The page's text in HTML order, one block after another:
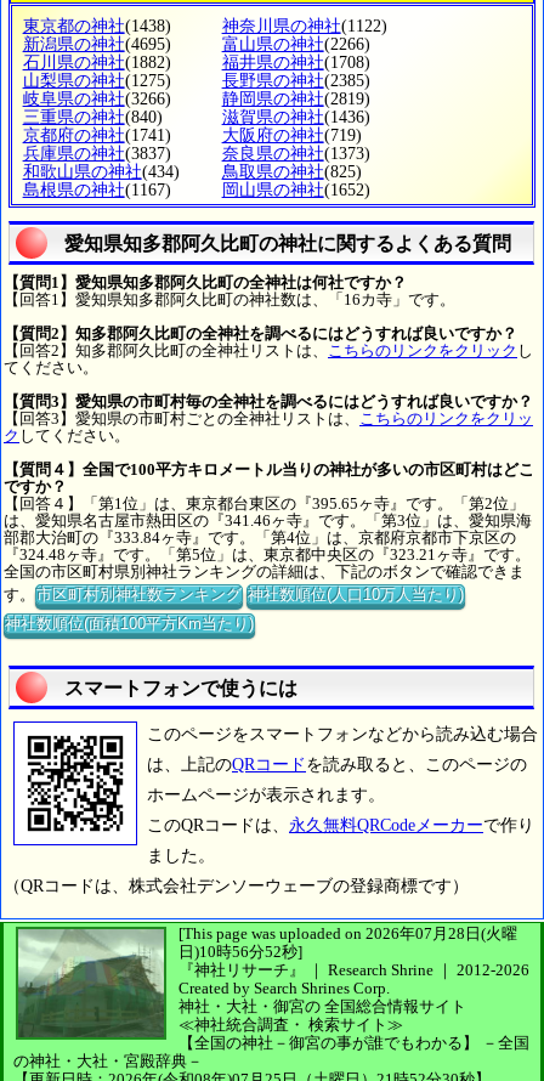
東京都の神社(1438) 神奈川県の神社(1122)
新潟県の神社(4695) 富山県の神社(2266)
石川県の神社(1882) 福井県の神社(1708)
山梨県の神社(1275) 長野県の神社(2385)
岐阜県の神社(3266) 静岡県の神社(2819)
三重県の神社(840) 滋賀県の神社(1436)
京都府の神社(1741) 大阪府の神社(719)
兵庫県の神社(3837) 奈良県の神社(1373)
和歌山県の神社(434) 鳥取県の神社(825)
島根県の神社(1167) 岡山県の神社(1652)
愛知県知多郡阿久比町の神社に関するよくある質問
【質問1】愛知県知多郡阿久比町の全神社は何社ですか？
【回答1】愛知県知多郡阿久比町の神社数は、「16カ寺」です。
【質問2】知多郡阿久比町の全神社を調べるにはどうすれば良いですか？
【回答2】知多郡阿久比町の全神社リストは、 こちらのリンクをクリック し
てください。
【質問3】愛知県の市町村毎の全神社を調べるにはどうすれば良いですか？
【回答3】愛知県の市町村ごとの全神社リストは、 こちらのリンクをクリッ
ク してください。
【質問４】全国で100平方キロメートル当りの神社が多いの市区町村はどこ
ですか？
【回答４】「第1位」は、東京都台東区の『395.65ヶ寺』です。「第2位」
は、愛知県名古屋市熱田区の『341.46ヶ寺』です。「第3位」は、愛知県海
部郡大治町の『333.84ヶ寺』です。「第4位」は、京都府京都市下京区の
『324.48ヶ寺』です。「第5位」は、東京都中央区の『323.21ヶ寺』です。
全国の市区町村県別神社ランキングの詳細は、下記のボタンで確認できま
す。市区町村別神社数ランキング 神社数順位(人口10万人当たり)
神社数順位(面積100平方Km当たり)
スマートフォンで使うには
このページをスマートフォンなどから読み込む場合
は、上記のQRコード を読み取ると、このページの
ホームページが表示されます。
このQRコードは、 永久無料QRCodeメーカーで作り
ました。
（QRコードは、株式会社デンソーウェーブの登録商標です）
[This page was uploaded on 2026年07月28日(火曜
日)10時56分52秒]
『神社リサーチ』 ｜ Research Shrine ｜ 2012-2026
Created by Search Shrines Corp.
神社・大社・御宮の 全国総合情報サイト
≪神社統合調査・ 検索サイト≫
【全国の神社－御宮の事が誰でもわかる】
－全国
の神社・大社・宮殿辞典－